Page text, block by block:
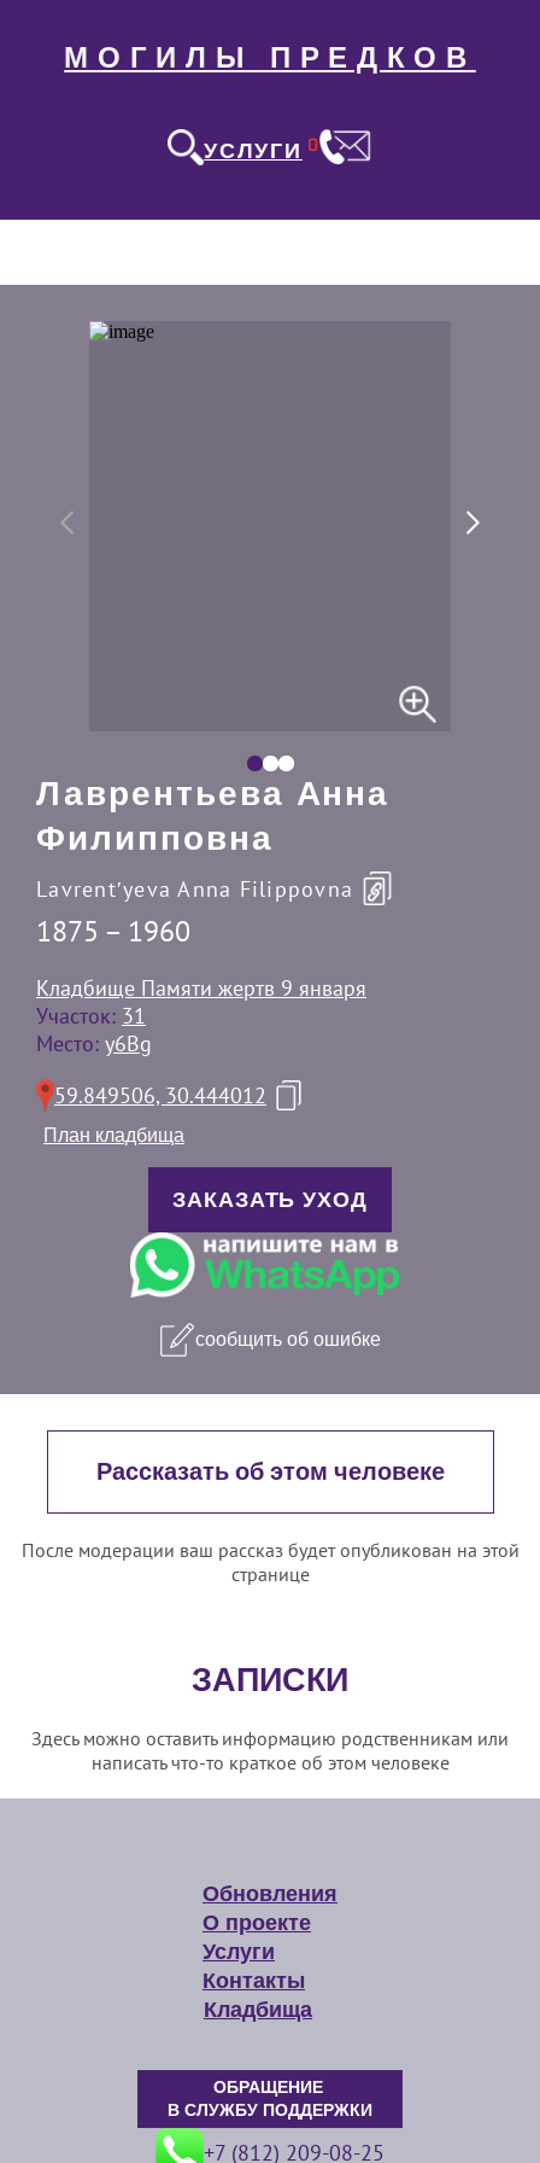
МОГИЛЫ ПРЕДКОВ
УСЛУГИ 0
Лаврентьева Анна
Филипповна
Lavrentʹyeva Anna Filippovna
1875 – 1960
Кладбище Памяти жертв 9 января
Участок: 31
Место: y6Bg
59.849506, 30.444012
План кладбища
ЗАКАЗАТЬ УХОД
сообщить об ошибке
Рассказать об этом человеке
После модерации ваш рассказ будет опубликован на этой
странице
ЗАПИСКИ
Здесь можно оставить информацию родственникам или
написать что-то краткое об этом человеке
Обновления
О проекте
Услуги
Контакты
Кладбища
ОБРАЩЕНИЕ
В СЛУЖБУ ПОДДЕРЖКИ
+7 (812) 209-08-25